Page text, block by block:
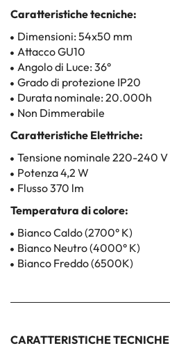
Caratteristiche tecniche:
Dimensioni: 54x50 mm
Attacco GU10
Angolo di Luce: 36°
Grado di protezione IP20
Durata nominale: 20.000h
Non Dimmerabile
Caratteristiche Elettriche:
Tensione nominale 220-240 V
Potenza 4,2 W
Flusso 370 lm
Temperatura di colore:
Bianco Caldo (2700° K)
Bianco Neutro (4000° K)
Bianco Freddo (6500K)
CARATTERISTICHE TECNICHE